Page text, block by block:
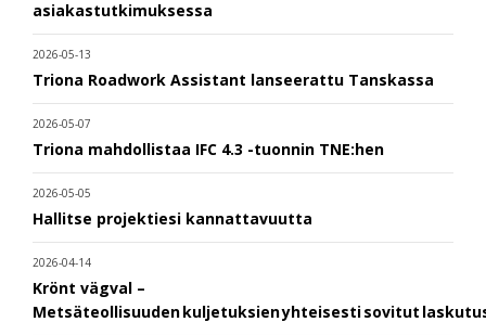
asiakastutkimuksessa
2026-05-13
Triona Roadwork Assistant lanseerattu Tanskassa
2026-05-07
Triona mahdollistaa IFC 4.3 -tuonnin TNE:hen
2026-05-05
Hallitse projektiesi kannattavuutta
2026-04-14
Krönt vägval –
Metsäteollisuuden kuljetuksien yhteisesti sovitut